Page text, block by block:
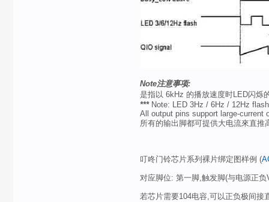
Note注意事项:
是指以 6kHz 的播放速度时LED闪烁
*** Note: LED 3Hz / 6Hz / 12Hz
All output pins support large-current
所有的输出脚都可提供大电流來直推
叮咚门铃芯片系列裸片绑定图样例 (
对应脚位: 第一脚,触发脚(与电源正
若芯片需要104电容,可以正负极间接